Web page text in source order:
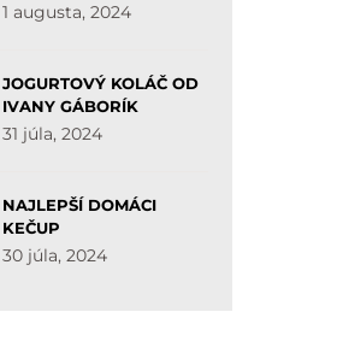
1 augusta, 2024
JOGURTOVÝ KOLÁČ OD
IVANY GÁBORÍK
31 júla, 2024
NAJLEPŠÍ DOMÁCI
KEČUP
30 júla, 2024